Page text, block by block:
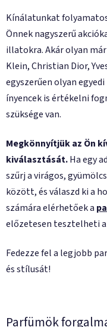
Kínálatunkat
Önnek nagyszerű
illatokra. Akár olyan
Klein, Christian Dior,
egyszerűen olyan
ínyencek is értékelni
szüksége van.
Megkönnyítjük az Ön
kiválasztását.Ha egy
szűrj a virágos,
között, és válaszd ki a
számára elérhetőek a
előzetesen tesztelheti
Fedezze fel a legjobb
és stílusát!
Parfümök